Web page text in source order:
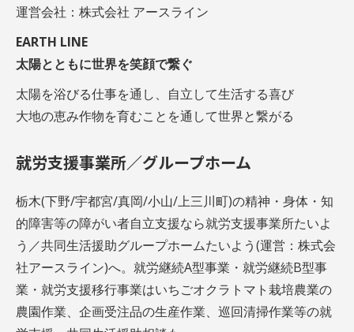
運営会社：株式会社 アースライン
EARTH LINE
太陽とともに世界を笑顔で繋ぐ
太陽を浴びる仕事を通し、自立して生活する喜び
大地の恵み作物を育むことを通して世界と繋がる
就労支援事業所／グループホーム
栃木(下野/宇都宮/真岡/小山/上三川町)の精神・身体・知
的障害等の障がい者自立支援なら就労支援事業所たいよ
う／共同生活援助グループホームたいよう(運営：株式会
社アースライン)へ。就労継続A型事業・就労継続B型事
業・就労支援移行事業はいちごオクラトマト栽培農業の
農園作業、企画受注品の生産作業、巡回清掃作業等の就